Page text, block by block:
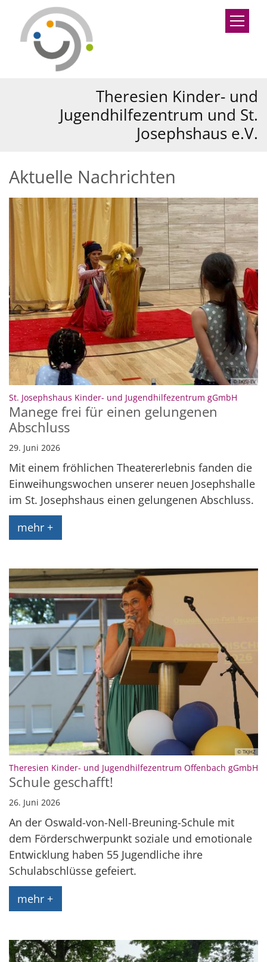
Zum Inhalt springen
Theresien Kinder- und
Jugendhilfezentrum und St.
Josephshaus e.V.
Aktuelle Nachrichten
© TKJSJ-EV
St. Josephshaus Kinder- und Jugendhilfezentrum gGmbH
Manege frei für einen gelungenen
Abschluss
29. Juni 2026
Mit einem fröhlichen Theatererlebnis fanden die
Einweihungswochen unserer neuen Josephshalle
im St. Josephshaus einen gelungenen Abschluss.
mehr +
© TKJHZ
Theresien Kinder- und Jugendhilfezentrum Offenbach gGmbH
Schule geschafft!
26. Juni 2026
An der Oswald-von-Nell-Breuning-Schule mit
dem Förderschwerpunkt soziale und emotionale
Entwicklung haben 55 Jugendliche ihre
Schulabschlüsse gefeiert.
mehr +